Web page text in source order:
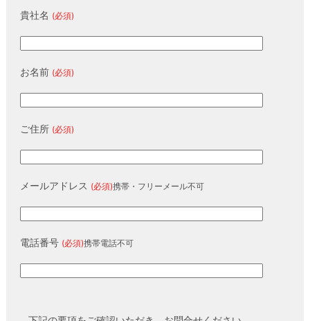
貴社名 (必須)
お名前 (必須)
ご住所 (必須)
メールアドレス (必須)携帯・フリーメール不可
電話番号 (必須)携帯電話不可